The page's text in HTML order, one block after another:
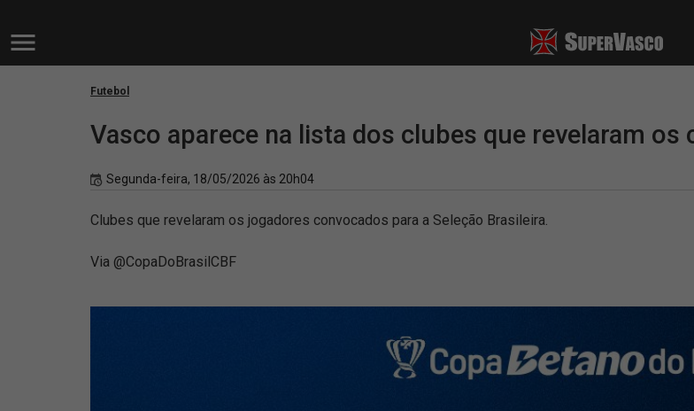
Futebol
Vasco aparece na lista dos clubes que revelaram os
Segunda-feira, 18/05/2026 às 20h04
Clubes que revelaram os jogadores convocados para a Seleção Brasileira.
Via @CopaDoBrasilCBF